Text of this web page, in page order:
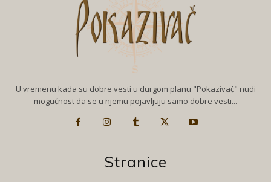
U vremenu kada su dobre vesti u durgom planu "Pokazivač" nudi
mogućnost da se u njemu pojavljuju samo dobre vesti...
Stranice